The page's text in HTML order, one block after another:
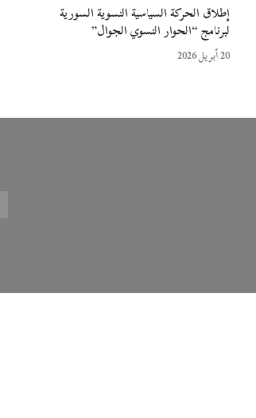
إطلاق الحركة السياسية النسوية السورية
لبرنامج “الحوار النسوي الجوال”
20 أبريل 2026